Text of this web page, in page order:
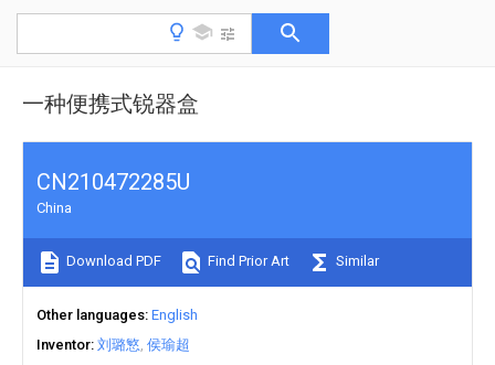
一种便携式锐器盒
CN210472285U
China
Download PDF Find Prior Art Similar
Other languages English
Inventor 刘璐慜 侯瑜超